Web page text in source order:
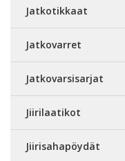
Jatkotikkaat
Jatkovarret
Jatkovarsisarjat
Jiirilaatikot
Jiirisahapöydät